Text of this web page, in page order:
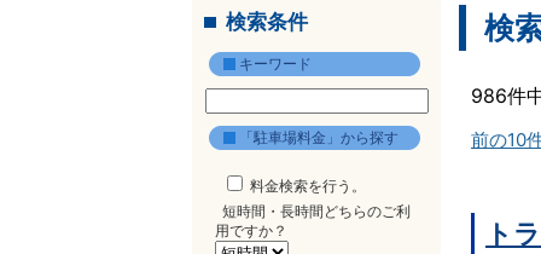
検索条件
キーワード
「駐車場料金」から探す
料金検索を行う。
短時間・長時間どちらのご利
用ですか？
検
986件
前の10
ト